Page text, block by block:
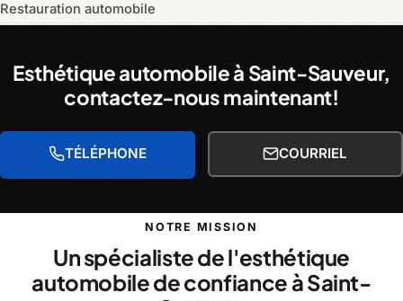
Restauration automobile
Esthétique automobile à Saint-Sauveur,
contactez-nous maintenant!
TÉLÉPHONE COURRIEL
NOTRE MISSION
Un spécialiste de l'esthétique
automobile de confiance à Saint-